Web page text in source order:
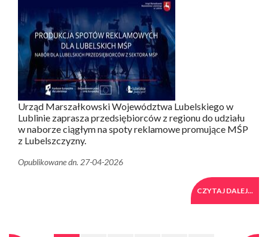
Urząd Marszałkowski Województwa Lubelskiego w
Lublinie zaprasza przedsiębiorców z regionu do udziału
w naborze ciągłym na spoty reklamowe promujące MŚP
z Lubelszczyzny.
Opublikowane dn. 27-04-2026
CZYTAJ DALEJ...